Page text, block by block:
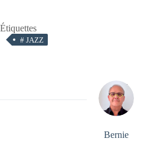
Étiquettes
# JAZZ
Bernie